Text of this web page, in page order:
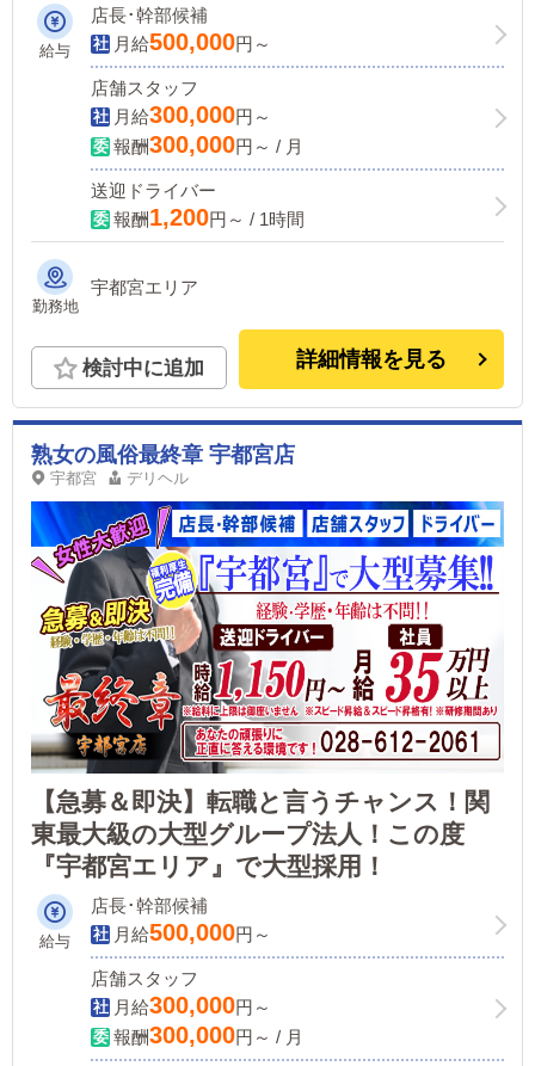
給与
店長･幹部候補
月給500,000円～
店舗スタッフ
月給300,000円～
報酬300,000円～ / 月
送迎ドライバー
報酬1,200円～ / 1時間
勤務地
宇都宮エリア
検討中に追加 詳細情報を見る
熟女の風俗最終章 宇都宮店
宇都宮 デリヘル
【急募＆即決】転職と言うチャンス！関
東最大級の大型グループ法人！この度
『宇都宮エリア』で大型採用！
給与
店長･幹部候補
月給500,000円～
店舗スタッフ
月給300,000円～
報酬300,000円～ / 月